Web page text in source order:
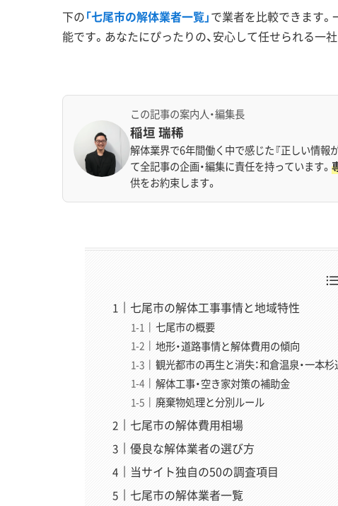
下の「七尾市の解体業者一覧」で業者を比較できます。
能です。あなたにぴったりの、安心して任せられる一
この記事の案内人・編集長
稲垣 瑞稀
解体業界で6年間働く中で感じた『正しい情報
て全記事の企画・編集に責任を持っています。
供をお約束します。
七尾市の解体工事事情と地域特性
七尾市の概要
地形・道路事情と解体費用の傾向
観光都市の再生と消失：和倉温泉・一本
解体工事・空き家対策の補助金
廃棄物処理と分別ルール
七尾市の解体費用相場
優良な解体業者の選び方
当サイト独自の50の調査項目
七尾市の解体業者一覧